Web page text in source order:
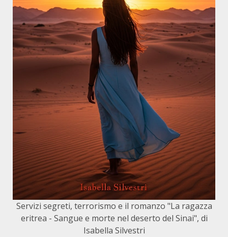
Servizi segreti, terrorismo e il romanzo "La ragazza
eritrea - Sangue e morte nel deserto del Sinai", di
Isabella Silvestri